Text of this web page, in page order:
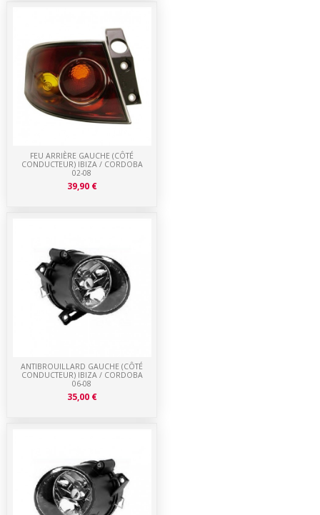
ANTIBROUILLARD GAUCHE (CÔTÉ
CONDUCTEUR) IBIZA / CORDOBA
06-08
35,00 €
FEU ARRIÈRE GAUCHE (CÔTÉ
CONDUCTEUR) IBIZA / CORDOBA
02-08
39,90 €